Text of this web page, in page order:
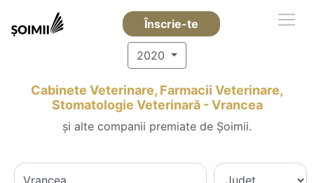
Înscrie-te
2020
Cabinete Veterinare, Farmacii Veterinare,
Stomatologie Veterinară - Vrancea
și alte companii premiate de Șoimii.